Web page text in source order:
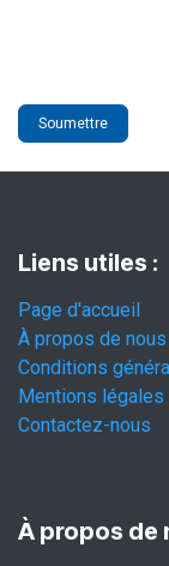
Soumettre
Liens utiles :
Page d'accueil
À propos de nous
Conditions
Mentions légales
Contactez-nous
À propos de